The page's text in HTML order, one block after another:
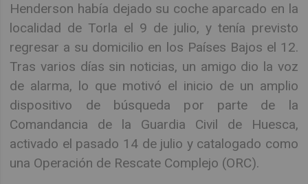
Henderson había dejado su coche aparcado en la
localidad de Torla el 9 de julio, y tenía previsto
regresar a su domicilio en los Países Bajos el 12.
Tras varios días sin noticias, un amigo dio la voz
de alarma, lo que motivó el inicio de un amplio
dispositivo de búsqueda por parte de la
Comandancia de la Guardia Civil de Huesca,
activado el pasado 14 de julio y catalogado como
una Operación de Rescate Complejo (ORC).